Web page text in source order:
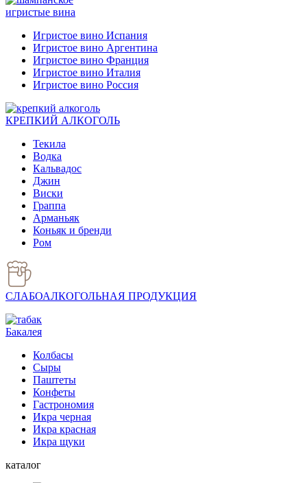
игристые вина
Игристое вино Испания
Игристое вино Аргентина
Игристое вино Франция
Игристое вино Италия
Игристое вино Россия
КРЕПКИЙ АЛКОГОЛЬ
Текила
Водка
Кальвадос
Джин
Виски
Граппа
Арманьяк
Коньяк и бренди
Ром
СЛАБОАЛКОГОЛЬНАЯ ПРОДУКЦИЯ
Бакалея
Колбасы
Сыры
Паштеты
Конфеты
Гастрономия
Икра черная
Икра красная
Икра щуки
каталог